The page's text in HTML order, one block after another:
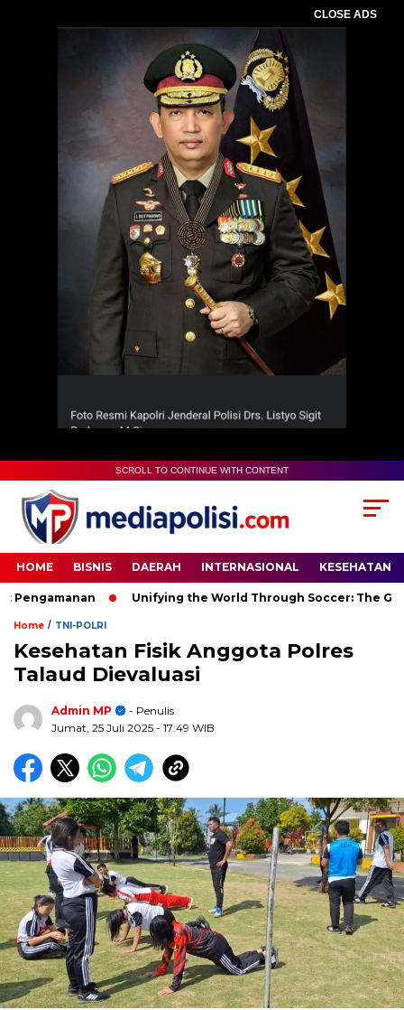
CLOSE ADS
SCROLL TO CONTINUE WITH CONTENT
HOME BISNIS DAERAH INTERNASIONAL KESEHATAN
Unifying the World Through Soccer: The Global
Home / TNI-POLRI
Kesehatan Fisik Anggota Polres
Talaud Dievaluasi
Admin MP
- Penulis
Jumat, 25 Juli 2025 - 17:49 WIB